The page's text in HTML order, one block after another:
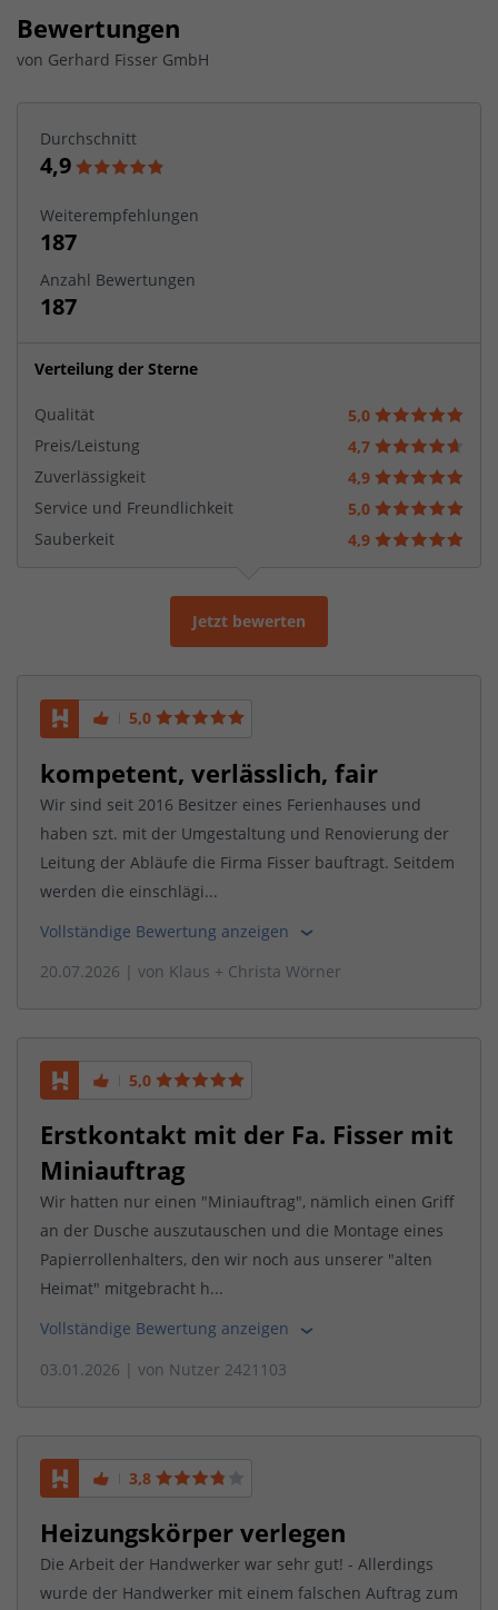
Bewertungen
von Gerhard Fisser GmbH
Durchschnitt
4,9
Weiterempfehlungen
187
Anzahl Bewertungen
187
Verteilung der Sterne
Qualität
5,0
Preis/Leistung
4,7
Zuverlässigkeit
4,9
Service und Freundlichkeit
5,0
Sauberkeit
4,9
Jetzt bewerten
5,0
kompetent, verlässlich, fair
Wir sind seit 2016 Besitzer eines Ferienhauses und
haben szt. mit der Umgestaltung und Renovierung der
Leitung der Abläufe die Firma Fisser bauftragt. Seitdem
werden die einschlägi...
Vollständige Bewertung anzeigen
20.07.2026 | von Klaus + Christa Wörner
5,0
Erstkontakt mit der Fa. Fisser mit
Miniauftrag
Wir hatten nur einen "Miniauftrag", nämlich einen Griff
an der Dusche auszutauschen und die Montage eines
Papierrollenhalters, den wir noch aus unserer "alten
Heimat" mitgebracht h...
Vollständige Bewertung anzeigen
03.01.2026 | von Nutzer 2421103
3,8
Heizungskörper verlegen
Die Arbeit der Handwerker war sehr gut! - Allerdings
wurde der Handwerker mit einem falschen Auftrag zum